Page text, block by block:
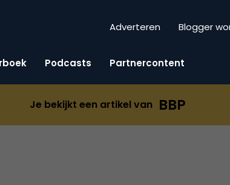
Adverteren Blogger
Podcasts Partnercontent
Je bekijkt een artikel van BBP